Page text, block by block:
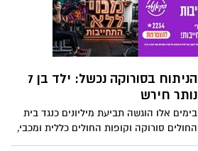
מבנים חשובים, שישפרו את המענה והשירות
הרפואי לתושבי הדרום. כתבנו שרון טל
בריאיון בלעדי עם מנהל בית החולים סורוקה
פרופ' אהוד דודסון.
הניתוח בסורוקה נכשל: ילד בן 7
נותר חירש
בימים אלו הוגשה תביעת מיליונים כנגד בית
החולים סורוקה וקופות החולים כללית ומכבי,
זאת לאור ניתוח מהיר שביצעו בילד בן 7